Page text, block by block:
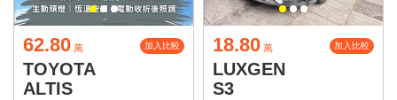
62.80 萬 加入比較
TOYOTA
ALTIS
18.80 萬 加入比較
LUXGEN
S3